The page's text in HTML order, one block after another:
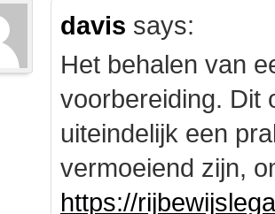
davis says:
Het behalen van
voorbereiding. Dit
uiteindelijk een
vermoeiend zijn,
https://